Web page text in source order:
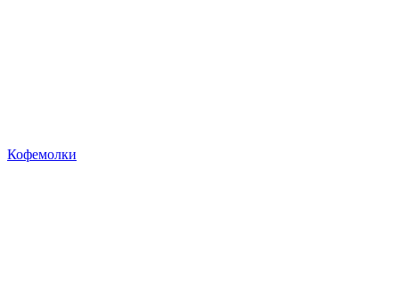
Кофемолки